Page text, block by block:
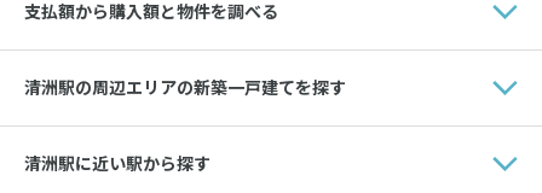
支払額から購入額と物件を調べる
清洲駅の周辺エリアの新築一戸建てを探す
清洲駅に近い駅から探す